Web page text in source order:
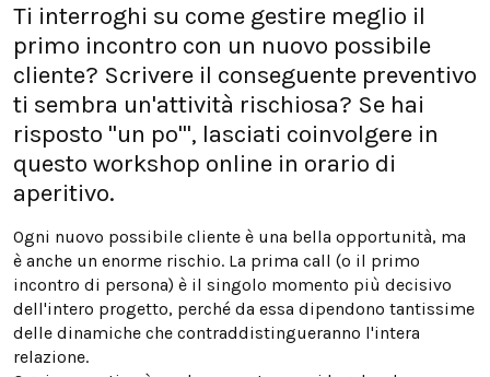
Ti interroghi su come gestire meglio il
primo incontro con un nuovo possibile
cliente? Scrivere il conseguente preventivo
ti sembra un'attività rischiosa? Se hai
risposto "un po'", lasciati coinvolgere in
questo workshop online in orario di
aperitivo.
Ogni nuovo possibile cliente è una bella opportunità, ma
è anche un enorme rischio. La prima call (o il primo
incontro di persona) è il singolo momento più decisivo
dell'intero progetto, perché da essa dipendono tantissime
delle dinamiche che contraddistingueranno l'intera
relazione.